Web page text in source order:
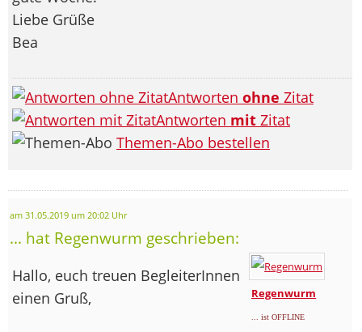
Liebe Grüße
Bea
Antworten ohne Zitat
Antworten mit Zitat
Themen-Abo bestellen
am 31.05.2019 um 20:02 Uhr
... hat Regenwurm geschrieben:
Regenwurm
... ist OFFLINE
Hallo, euch treuen BegleiterInnen
einen Gruß,